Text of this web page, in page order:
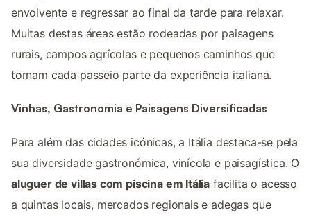
envolvente e regressar ao final da tarde para relaxar.
Muitas destas áreas estão rodeadas por paisagens
rurais, campos agrícolas e pequenos caminhos que
tornam cada passeio parte da experiência italiana.
Vinhas, Gastronomia e Paisagens Diversificadas
Para além das cidades icónicas, a Itália destaca-se pela
sua diversidade gastronómica, vinícola e paisagística. O
aluguer de villas com piscina em Itália facilita o acesso
a quintas locais, mercados regionais e adegas que